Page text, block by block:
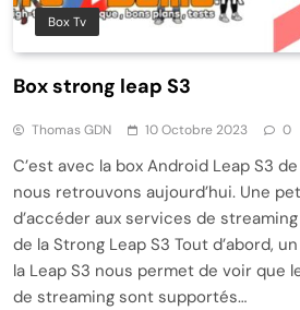
Box Tv
Box strong leap S3
Thomas GDN 10 Octobre 2023 0
C’est avec la box Android Leap S3
nous retrouvons aujourd’hui. Une
d’accéder aux services de
de la Strong Leap S3 Tout d’abord,
la Leap S3 nous permet de voir que
de streaming sont supportés…